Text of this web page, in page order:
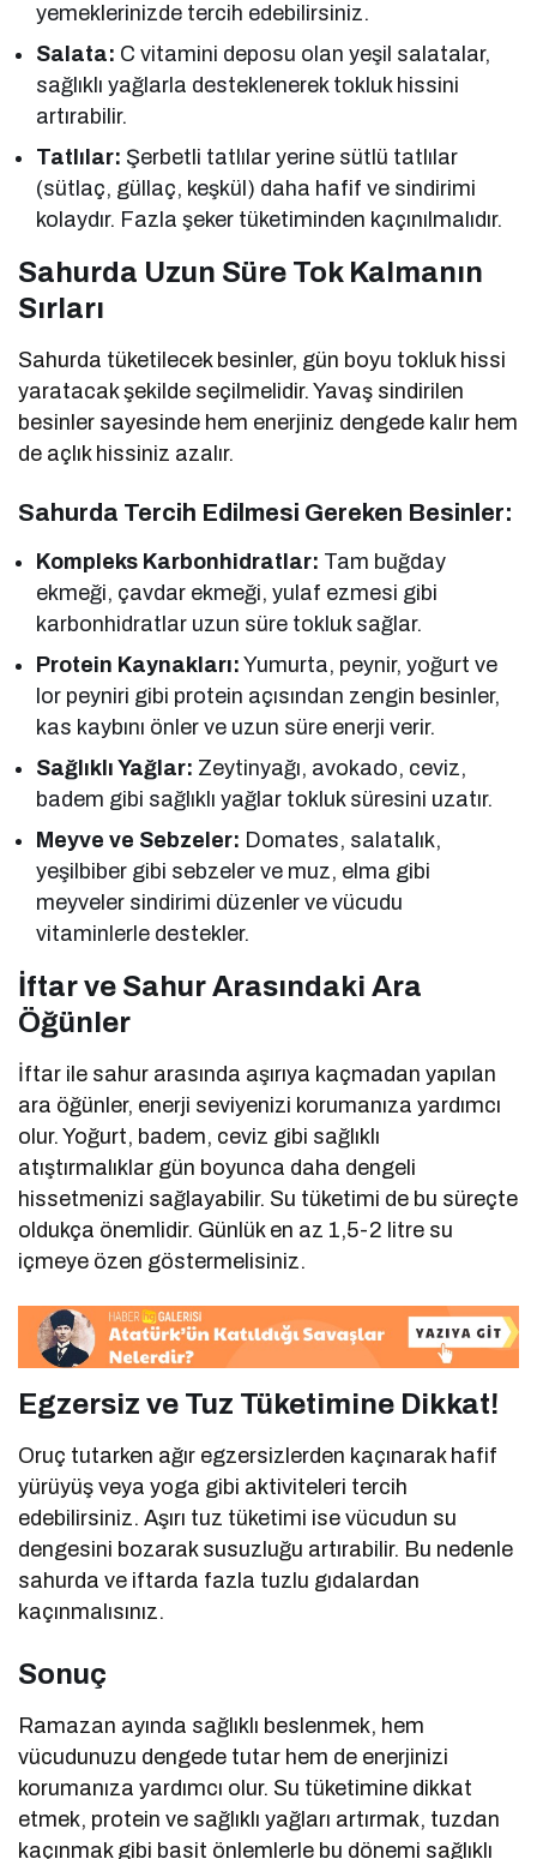
yemeklerinizde tercih edebilirsiniz.
Salata: C vitamini deposu olan yeşil salatalar,
sağlıklı yağlarla desteklenerek tokluk hissini
artırabilir.
Tatlılar: Şerbetli tatlılar yerine sütlü tatlılar
(sütlaç, güllaç, keşkül) daha hafif ve sindirimi
kolaydır. Fazla şeker tüketiminden kaçınılmalıdır.
Sahurda Uzun Süre Tok Kalmanın
Sırları
Sahurda tüketilecek besinler, gün boyu tokluk hissi
yaratacak şekilde seçilmelidir. Yavaş sindirilen
besinler sayesinde hem enerjiniz dengede kalır hem
de açlık hissiniz azalır.
Sahurda Tercih Edilmesi Gereken Besinler:
Kompleks Karbonhidratlar: Tam buğday
ekmeği, çavdar ekmeği, yulaf ezmesi gibi
karbonhidratlar uzun süre tokluk sağlar.
Protein Kaynakları: Yumurta, peynir, yoğurt ve
lor peyniri gibi protein açısından zengin besinler,
kas kaybını önler ve uzun süre enerji verir.
Sağlıklı Yağlar: Zeytinyağı, avokado, ceviz,
badem gibi sağlıklı yağlar tokluk süresini uzatır.
Meyve ve Sebzeler: Domates, salatalık,
yeşilbiber gibi sebzeler ve muz, elma gibi
meyveler sindirimi düzenler ve vücudu
vitaminlerle destekler.
İftar ve Sahur Arasındaki Ara
Öğünler
İftar ile sahur arasında aşırıya kaçmadan yapılan
ara öğünler, enerji seviyenizi korumanıza yardımcı
olur. Yoğurt, badem, ceviz gibi sağlıklı
atıştırmalıklar gün boyunca daha dengeli
hissetmenizi sağlayabilir. Su tüketimi de bu süreçte
oldukça önemlidir. Günlük en az 1,5-2 litre su
içmeye özen göstermelisiniz.
Egzersiz ve Tuz Tüketimine Dikkat!
Oruç tutarken ağır egzersizlerden kaçınarak hafif
yürüyüş veya yoga gibi aktiviteleri tercih
edebilirsiniz. Aşırı tuz tüketimi ise vücudun su
dengesini bozarak susuzluğu artırabilir. Bu nedenle
sahurda ve iftarda fazla tuzlu gıdalardan
kaçınmalısınız.
Sonuç
Ramazan ayında sağlıklı beslenmek, hem
vücudunuzu dengede tutar hem de enerjinizi
korumanıza yardımcı olur. Su tüketimine dikkat
etmek, protein ve sağlıklı yağları artırmak, tuzdan
kaçınmak gibi basit önlemlerle bu dönemi sağlıklı